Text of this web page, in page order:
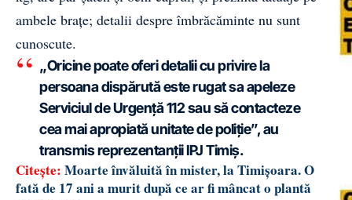
ambele brațe; detalii despre îmbrăcăminte nu sunt
cunoscute.
„Oricine poate oferi detalii cu privire la
persoana dispărută este rugat sa apeleze
Serviciul de Urgenţă 112 sau să contacteze
cea mai apropiată unitate de poliţie”, au
transmis reprezentanții IPJ Timiș.
Citește: Moarte învăluită în mister, la Timișoara. O
fată de 17 ani a murit după ce ar fi mâncat o plantă